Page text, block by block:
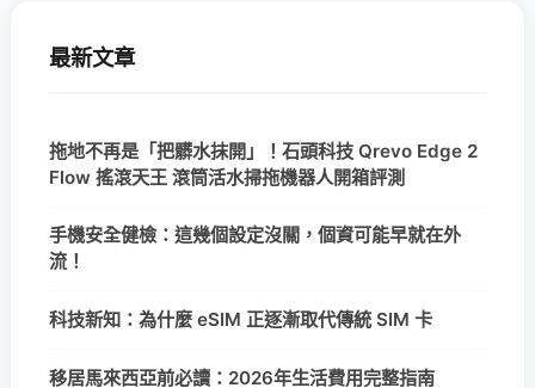
最新文章
拖地不再是「把髒水抹開」！石頭科技 Qrevo Edge 2
Flow 搖滾天王 滾筒活水掃拖機器人開箱評測
手機安全健檢：這幾個設定沒關，個資可能早就在外
流！
科技新知：為什麼 eSIM 正逐漸取代傳統 SIM 卡
移居馬來西亞前必讀：2026年生活費用完整指南